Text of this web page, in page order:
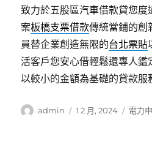
致力於五股區汽車借款貸您
案板橋支票借款傳統當鋪的創
員替企業創造無限的台北票貼
活客戶您安心借輕鬆還專人鑑
以較小的金額為基礎的貸款服
作
admin
發
1 2 月, 2024
分
電力